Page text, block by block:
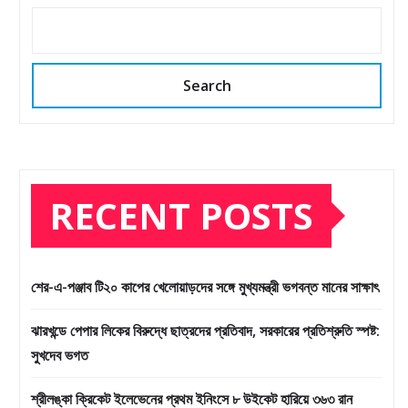
Search
RECENT POSTS
শের-এ-পঞ্জাব টি২০ কাপের খেলোয়াড়দের সঙ্গে মুখ্যমন্ত্রী ভগবন্ত মানের সাক্ষাৎ
ঝারখন্ডে পেপার লিকের বিরুদ্ধে ছাত্রদের প্রতিবাদ, সরকারের প্রতিশ্রুতি স্পষ্ট:
সুখদেব ভগত
শ্রীলঙ্কা ক্রিকেট ইলেভেনের প্রথম ইনিংসে ৮ উইকেট হারিয়ে ৩৬৩ রান